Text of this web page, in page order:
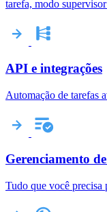
tarefa, modo
API e integrações
Automação de tarefas
Gerenciamento
Tudo que você precisa